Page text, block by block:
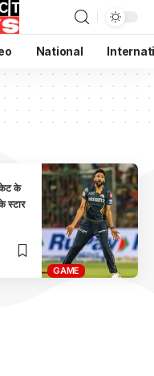
National
GAME
के
स्टार